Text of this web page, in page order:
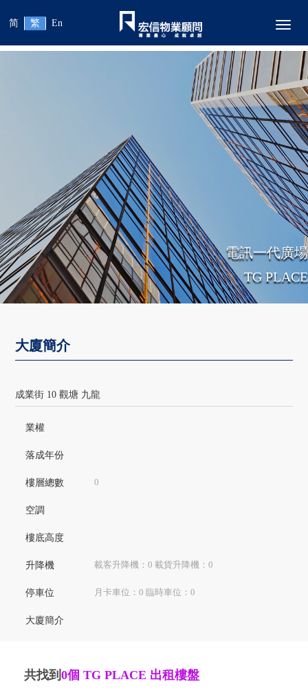
简 繁 En
電訊一代廣場
TG PLACE
大廈簡介
成業街 10 觀塘 九龍
業權
落成年份
樓層總數 0
空調
樓底高度
升降機 載客升降機：0 載貨升降機：0
停車位 月卡車位：0 臨時車位：0
大廈簡介
共找到 0個 TG PLACE 出租樓盤